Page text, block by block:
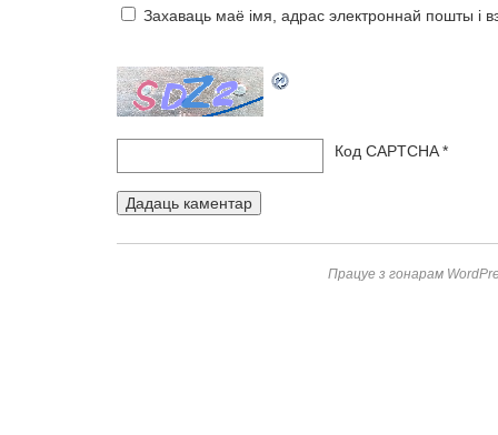
Захаваць маё імя, адрас электроннай пошты і
Код CAPTCHA*
Працуе з гонарам